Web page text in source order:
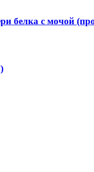
белка с мочой